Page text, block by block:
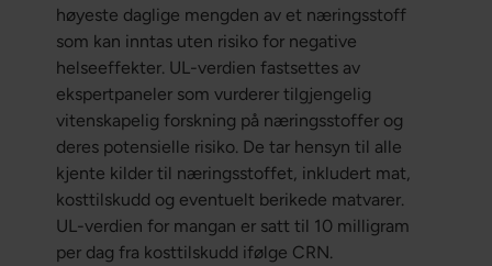
høyeste daglige mengden av et næringsstoff
som kan inntas uten risiko for negative
helseeffekter. UL-verdien fastsettes av
ekspertpaneler som vurderer tilgjengelig
vitenskapelig forskning på næringsstoffer og
deres potensielle risiko. De tar hensyn til alle
kjente kilder til næringsstoffet, inkludert mat,
kosttilskudd og eventuelt berikede matvarer.
UL-verdien for mangan er satt til 10 milligram
per dag fra kosttilskudd ifølge CRN.